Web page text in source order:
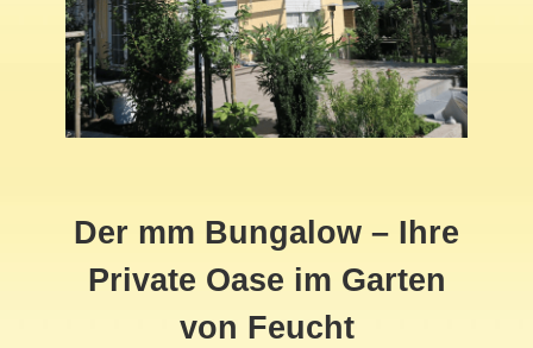
Der mm Bungalow – Ihre
Private Oase im Garten
von Feucht